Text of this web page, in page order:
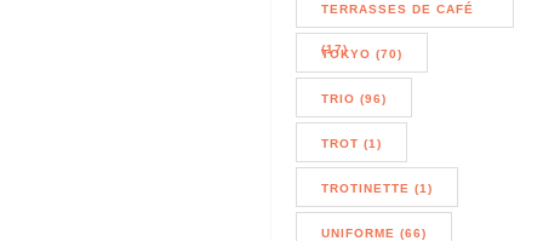
TERRASSES DE CAFÉ
(17)
TOKYO (70)
TRIO (96)
TROT (1)
TROTINETTE (1)
UNIFORME (66)